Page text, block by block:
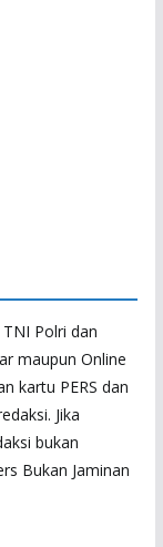
Polri dan
maupun Online
kartu PERS dan
Jika
bukan
Bukan Jaminan